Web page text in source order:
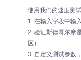
使用我们的速度测
1. 在输入字段中输
2. 验证斯德哥尔摩
区）
3. 自定义测试参数